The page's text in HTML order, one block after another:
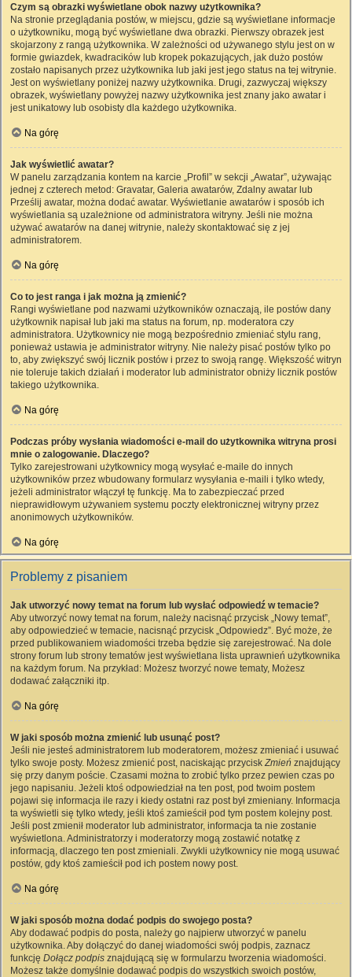
Czym są obrazki wyświetlane obok nazwy użytkownika?
Na stronie przeglądania postów, w miejscu, gdzie są wyświetlane informacje
o użytkowniku, mogą być wyświetlane dwa obrazki. Pierwszy obrazek jest
skojarzony z rangą użytkownika. W zależności od używanego stylu jest on w
formie gwiazdek, kwadracików lub kropek pokazujących, jak dużo postów
zostało napisanych przez użytkownika lub jaki jest jego status na tej witrynie.
Jest on wyświetlany poniżej nazwy użytkownika. Drugi, zazwyczaj większy
obrazek, wyświetlany powyżej nazwy użytkownika jest znany jako awatar i
jest unikatowy lub osobisty dla każdego użytkownika.
Na górę
Jak wyświetlić awatar?
W panelu zarządzania kontem na karcie „Profil” w sekcji „Awatar”, używając
jednej z czterech metod: Gravatar, Galeria awatarów, Zdalny awatar lub
Prześlij awatar, można dodać awatar. Wyświetlanie awatarów i sposób ich
wyświetlania są uzależnione od administratora witryny. Jeśli nie można
używać awatarów na danej witrynie, należy skontaktować się z jej
administratorem.
Na górę
Co to jest ranga i jak można ją zmienić?
Rangi wyświetlane pod nazwami użytkowników oznaczają, ile postów dany
użytkownik napisał lub jaki ma status na forum, np. moderatora czy
administratora. Użytkownicy nie mogą bezpośrednio zmieniać stylu rang,
ponieważ ustawia je administrator witryny. Nie należy pisać postów tylko po
to, aby zwiększyć swój licznik postów i przez to swoją rangę. Większość witryn
nie toleruje takich działań i moderator lub administrator obniży licznik postów
takiego użytkownika.
Na górę
Podczas próby wysłania wiadomości e-mail do użytkownika witryna prosi
mnie o zalogowanie. Dlaczego?
Tylko zarejestrowani użytkownicy mogą wysyłać e-maile do innych
użytkowników przez wbudowany formularz wysyłania e-maili i tylko wtedy,
jeżeli administrator włączył tę funkcję. Ma to zabezpieczać przed
nieprawidłowym używaniem systemu poczty elektronicznej witryny przez
anonimowych użytkowników.
Na górę
Problemy z pisaniem
Jak utworzyć nowy temat na forum lub wysłać odpowiedź w temacie?
Aby utworzyć nowy temat na forum, należy nacisnąć przycisk „Nowy temat”,
aby odpowiedzieć w temacie, nacisnąć przycisk „Odpowiedz”. Być może, że
przed publikowaniem wiadomości trzeba będzie się zarejestrować. Na dole
strony forum lub strony tematów jest wyświetlana lista uprawnień użytkownika
na każdym forum. Na przykład: Możesz tworzyć nowe tematy, Możesz
dodawać załączniki itp.
Na górę
W jaki sposób można zmienić lub usunąć post?
Jeśli nie jesteś administratorem lub moderatorem, możesz zmieniać i usuwać
tylko swoje posty. Możesz zmienić post, naciskając przyciskZmień znajdujący
się przy danym poście. Czasami można to zrobić tylko przez pewien czas po
jego napisaniu. Jeżeli ktoś odpowiedział na ten post, pod twoim postem
pojawi się informacja ile razy i kiedy ostatni raz post był zmieniany. Informacja
ta wyświetli się tylko wtedy, jeśli ktoś zamieścił pod tym postem kolejny post.
Jeśli post zmienił moderator lub administrator, informacja ta nie zostanie
wyświetlona. Administratorzy i moderatorzy mogą zostawić notatkę z
informacją, dlaczego ten post zmieniali. Zwykli użytkownicy nie mogą usuwać
postów, gdy ktoś zamieścił pod ich postem nowy post.
Na górę
W jaki sposób można dodać podpis do swojego posta?
Aby dodawać podpis do posta, należy go najpierw utworzyć w panelu
użytkownika. Aby dołączyć do danej wiadomości swój podpis, zaznacz
funkcję Dołącz podpis znajdującą się w formularzu tworzenia wiadomości.
Możesz także domyślnie dodawać podpis do wszystkich swoich postów,